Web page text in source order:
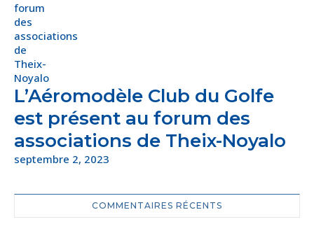
L’Aéromodèle Club du Golfe
est présent au forum des
associations de Theix-Noyalo
septembre 2, 2023
COMMENTAIRES RÉCENTS